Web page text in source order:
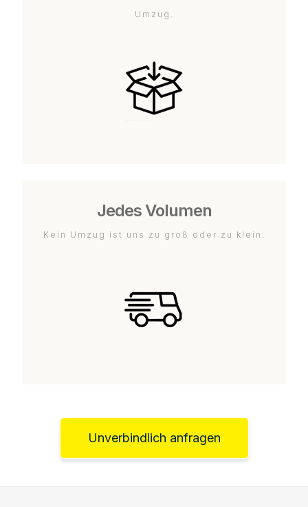
Umzug.
Jedes Volumen
Kein Umzug ist uns zu groß oder zu klein.
Unverbindlich anfragen